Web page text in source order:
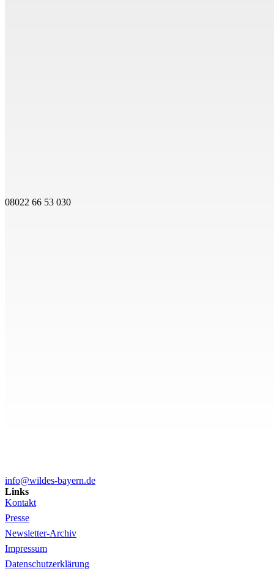
08022 66 53 030
info@wildes-bayern.de
Links
Kontakt
Presse
Newsletter-Archiv
Impressum
Datenschutzerklärung